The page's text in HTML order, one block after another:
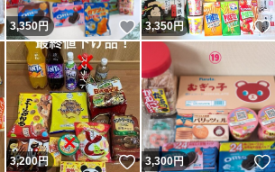
いいね！
3,350円 いいね！
3,350円
いいね！
3,200円 いいね！
3,300円